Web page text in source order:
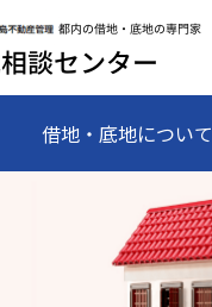
借地・底地について